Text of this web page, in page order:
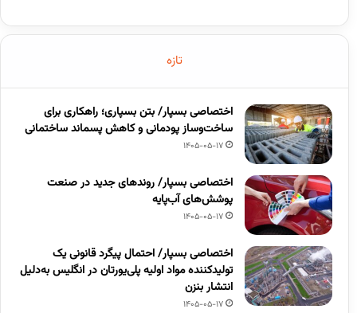
تازه
اختصاصی بسپار/ بتن بسپاری؛ راهکاری برای
ساخت‌وساز پودمانی و کاهش پسماند ساختمانی
1405-05-17
اختصاصی بسپار/ روندهای جدید در صنعت
پوشش‌های آب‌پایه
1405-05-17
اختصاصی بسپار/ احتمال پیگرد قانونی یک
تولیدکننده مواد اولیه پلی‌یورتان در انگلیس به‌دلیل
انتشار بنزن
1405-05-17